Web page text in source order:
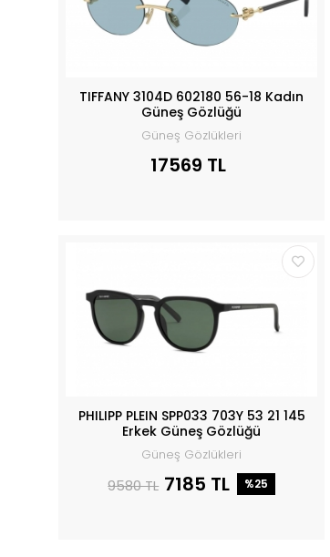
TIFFANY 3104D 602180 56-18 Kadın
Güneş Gözlüğü
Güneş Gözlükleri
17569 TL
PHILIPP PLEIN SPP033 703Y 53 21 145
Erkek Güneş Gözlüğü
Güneş Gözlükleri
9580 TL 7185 TL %25